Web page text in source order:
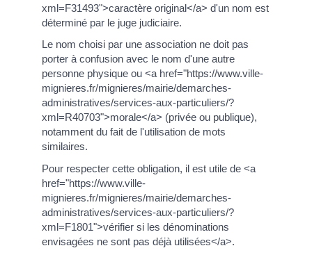
xml=F31493">caractère original</a> d'un nom est
déterminé par le juge judiciaire.
Le nom choisi par une association ne doit pas
porter à confusion avec le nom d'une autre
personne physique ou <a href="https://www.ville-
mignieres.fr/mignieres/mairie/demarches-
administratives/services-aux-particuliers/?
xml=R40703">morale</a> (privée ou publique),
notamment du fait de l'utilisation de mots
similaires.
Pour respecter cette obligation, il est utile de <a
href="https://www.ville-
mignieres.fr/mignieres/mairie/demarches-
administratives/services-aux-particuliers/?
xml=F1801">vérifier si les dénominations
envisagées ne sont pas déjà utilisées</a>.